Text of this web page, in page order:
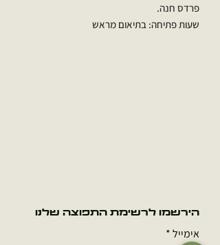
פרדס חנה.
שעות פתיחה: בתיאום מראש
הירשמו לרשימת התפוצה שלנו
אימייל